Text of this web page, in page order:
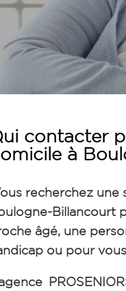
contacter
à
recherchez une
Billancourt
âgé, une
ou pour